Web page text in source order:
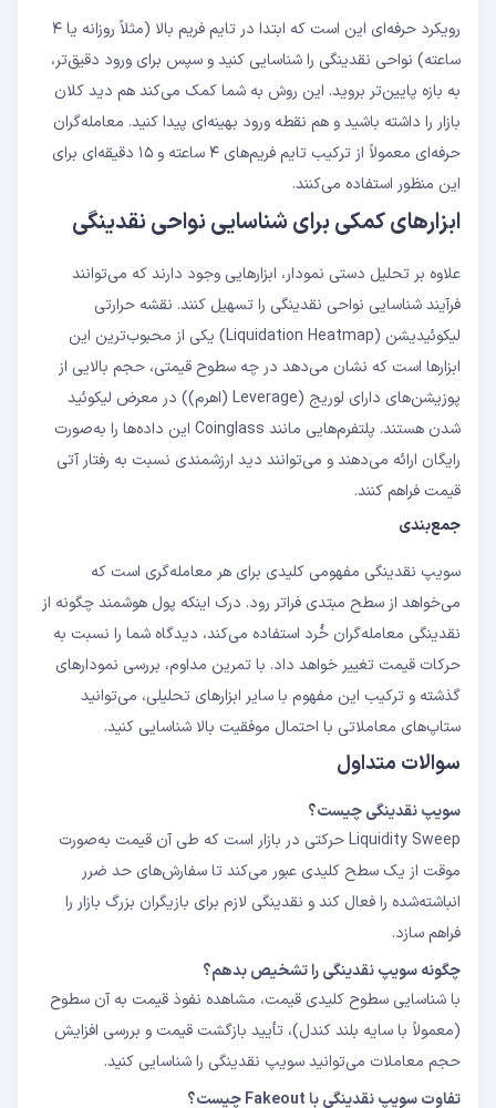
رویکرد حرفه‌ای این است که ابتدا در تایم ‌فریم بالا (مثلاً روزانه یا ۴
ساعته) نواحی نقدینگی را شناسایی کنید و سپس برای ورود دقیق‌تر،
به بازه پایین‌تر بروید. این روش به شما کمک می‌کند هم دید کلان
بازار را داشته باشید و هم نقطه ورود بهینه‌ای پیدا کنید. معامله‌گران
حرفه‌ای معمولاً از ترکیب تایم ‌فریم‌های ۴ ساعته و ۱۵ دقیقه‌ای برای
این منظور استفاده می‌کنند.
ابزارهای کمکی برای شناسایی نواحی نقدینگی
علاوه بر تحلیل دستی نمودار، ابزارهایی وجود دارند که می‌توانند
فرآیند شناسایی نواحی نقدینگی را تسهیل کنند. نقشه حرارتی
لیکوئیدیشن (Liquidation Heatmap) یکی از محبوب‌ترین این
ابزارها است که نشان می‌دهد در چه سطوح قیمتی، حجم بالایی از
پوزیشن‌های دارای لوریج‌ (Leverage (اهرم)) در معرض لیکوئید
شدن هستند. پلتفرم‌هایی مانند Coinglass این داده‌ها را به‌صورت
رایگان ارائه می‌دهند و می‌توانند دید ارزشمندی نسبت به رفتار آتی
قیمت فراهم کنند.
جمع‌بندی
سویپ نقدینگی مفهومی کلیدی برای هر معامله‌گری است که
می‌خواهد از سطح مبتدی فراتر رود. درک اینکه پول هوشمند چگونه از
نقدینگی معامله‌گران خُرد استفاده می‌کند، دیدگاه شما را نسبت به
حرکات قیمت تغییر خواهد داد. با تمرین مداوم، بررسی نمودارهای
گذشته و ترکیب این مفهوم با سایر ابزارهای تحلیلی، می‌توانید
ستاپ‌های معاملاتی با احتمال موفقیت بالا شناسایی کنید.
سوالات متداول
سویپ نقدینگی چیست؟
Liquidity Sweep حرکتی در بازار است که طی آن قیمت به‌صورت
موقت از یک سطح کلیدی عبور می‌کند تا سفارش‌های حد ضرر
انباشته‌شده را فعال کند و نقدینگی لازم برای بازیگران بزرگ بازار را
فراهم سازد.
چگونه سویپ نقدینگی را تشخیص بدهم؟
با شناسایی سطوح کلیدی قیمت، مشاهده نفوذ قیمت به آن سطوح
(معمولاً با سایه بلند کندل)، تأیید بازگشت قیمت و بررسی افزایش
حجم معاملات می‌توانید سویپ نقدینگی را شناسایی کنید.
تفاوت سویپ نقدینگی با Fakeout چیست؟